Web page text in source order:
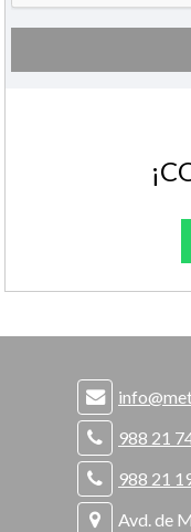
988 21
988 21
Avd. de